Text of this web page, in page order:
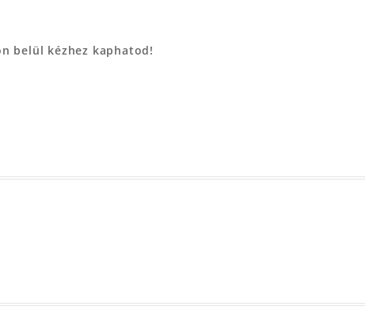
belül kézhez kaphatod!